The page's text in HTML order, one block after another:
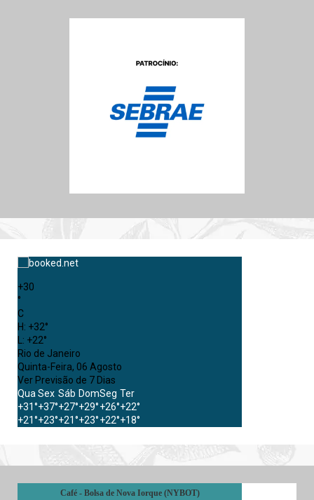
+30
°
C
H: +32°
L: +22°
Rio de Janeiro
Quinta-Feira, 06 Agosto
Ver Previsão de 7 Dias
Qua Sex Sáb DomSeg Ter
+31°+37°+27°+29°+26°+22°
+21°+23°+21°+23°+22°+18°
Café - Bolsa de Nova Iorque (NYBOT)